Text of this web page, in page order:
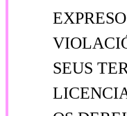
SEUS